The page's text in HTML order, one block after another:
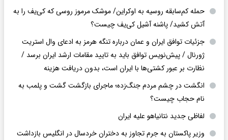
حمله کم‌سابقه روسیه به اوکراین/ موشک مرموز روسی که کی‌یف را به
آتش کشید/ پاشنه آشیل کی‌یف چیست؟
جزئیات توافق ایران و عمان درباره تنگه هرمز به ادعای وال استریت
ژورنال / پیش‌نویس توافق باید به تایید مقامات ارشد ایران برسد /
نظارت بر عبور کشتی‌ها با ایران است، بدون دریافت هزینه
انگشت در چشم مردم جنگ‌زده؛ ماجرای بازگشت گشت و پلمب به
نام حجاب چیست؟
لفاظی جدید نتانیاهو علیه ایران
وزیر پاکستان به جرم تجاوز به دختران خردسال در انگلیس بازداشت